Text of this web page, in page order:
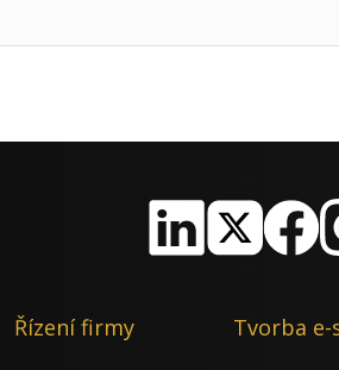
Řízení firmy Tvorba e-